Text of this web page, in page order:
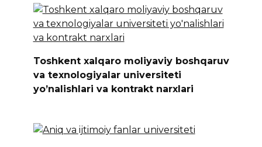
Toshkent xalqaro moliyaviy boshqaruv
va texnologiyalar universiteti
yo’nalishlari va kontrakt narxlari